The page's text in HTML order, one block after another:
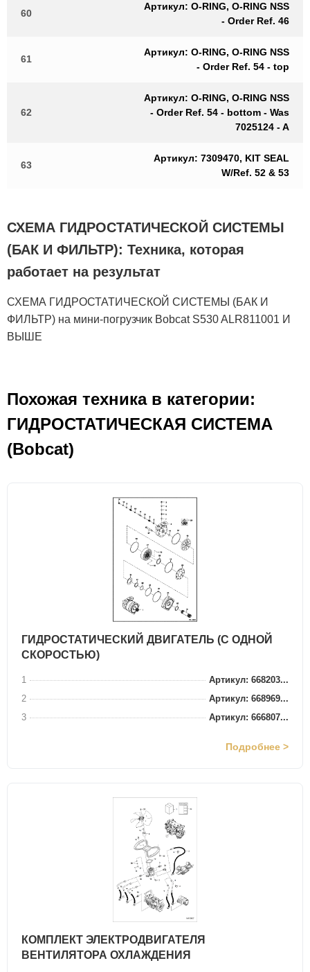
60
Артикул: O-RING, O-RING NSS
- Order Ref. 46
61
Артикул: O-RING, O-RING NSS
- Order Ref. 54 - top
62
Артикул: O-RING, O-RING NSS
- Order Ref. 54 - bottom - Was
7025124 - A
63
Артикул: 7309470, KIT SEAL
W/Ref. 52 & 53
СХЕМА ГИДРОСТАТИЧЕСКОЙ СИСТЕМЫ
(БАК И ФИЛЬТР): Техника, которая
работает на результат
СХЕМА ГИДРОСТАТИЧЕСКОЙ СИСТЕМЫ (БАК И
ФИЛЬТР) на мини-погрузчик Bobcat S530 ALR811001 И
ВЫШЕ
Похожая техника в категории:
ГИДРОСТАТИЧЕСКАЯ СИСТЕМА
(Bobcat)
ГИДРОСТАТИЧЕСКИЙ ДВИГАТЕЛЬ (С ОДНОЙ
СКОРОСТЬЮ)
1
Артикул: 668203...
2
Артикул: 668969...
3
Артикул: 666807...
Подробнее >
КОМПЛЕКТ ЭЛЕКТРОДВИГАТЕЛЯ
ВЕНТИЛЯТОРА ОХЛАЖДЕНИЯ